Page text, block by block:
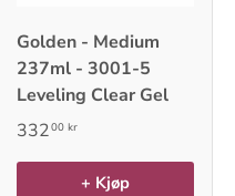
Golden - Medium
237ml - 3001-5
Leveling Clear Gel
33200 kr
+ Kjøp